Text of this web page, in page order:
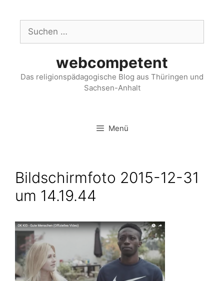
webcompetent
Das religionspädagogische Blog aus Thüringen und
Sachsen-Anhalt
Menü
Bildschirmfoto 2015-12-31
um 14.19.44